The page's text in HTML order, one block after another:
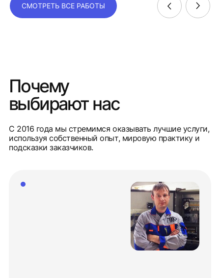
СМОТРЕТЬ ВСЕ РАБОТЫ
Почему
выбирают нас
С 2016 года мы стремимся оказывать лучшие услуги,
используя собственный опыт, мировую практику и
подсказки заказчиков.